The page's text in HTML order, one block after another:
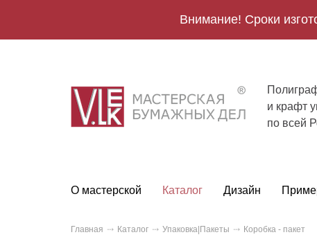
Внимание! Сроки
V.Lek
logo
и крафт
по всей
О мастерской Каталог Дизайн
Главная Каталог Упаковка|Пакеты Коробка - пакет